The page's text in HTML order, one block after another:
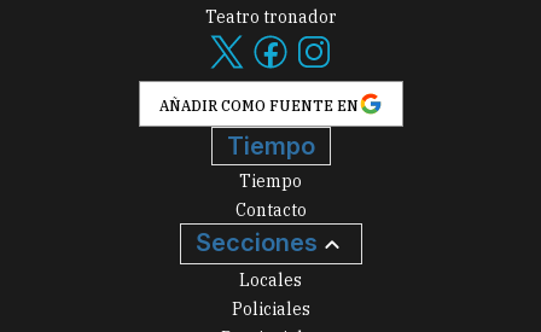
Teatro tronador
AÑADIR COMO FUENTE EN
Tiempo
Tiempo
Contacto
Secciones
Locales
Policiales